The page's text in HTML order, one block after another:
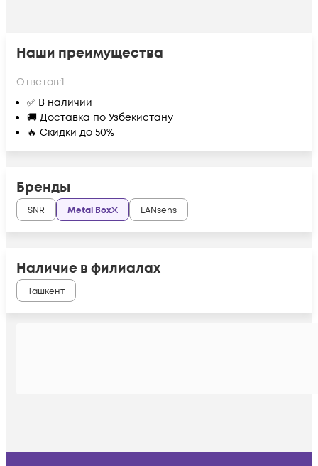
Наши преимущества
Ответов:1
✅ В наличии
🚚 Доставка по Узбекистану
🔥 Скидки до 50%
Бренды
SNR Metal Box LANsens
Наличие в филиалах
Ташкент